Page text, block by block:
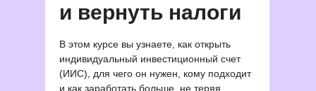
и вернуть налоги
В этом курсе вы узнаете, как открыть
индивидуальный инвестиционный счет
(ИИС), для чего он нужен, кому подходит
и как заработать больше, не теряя